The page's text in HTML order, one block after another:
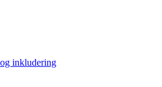
inkludering